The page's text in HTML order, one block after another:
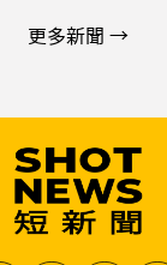
更多新聞 →